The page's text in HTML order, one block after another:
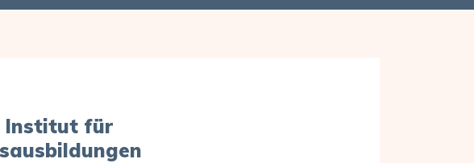
Institut für